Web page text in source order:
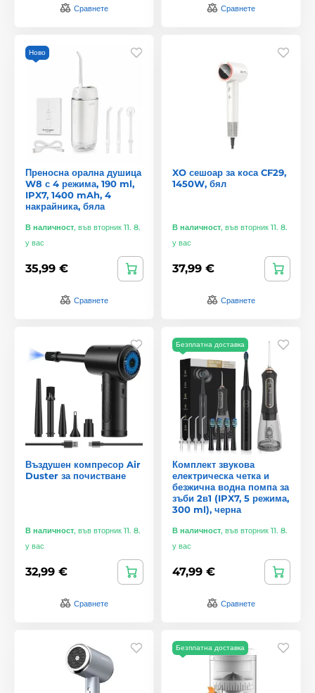
Сравнете Сравнете
Ново
Преносна орална душица
W8 с 4 режима, 190 ml,
IPX7, 1400 mAh, 4
накрайника, бяла
В наличност, във вторник 11. 8.
у вас
35,99 €
Сравнете
XO сешоар за коса CF29,
1450W, бял
В наличност, във вторник 11. 8.
у вас
37,99 €
Сравнете
Въздушен компресор Air
Duster за почистване
В наличност, във вторник 11. 8.
у вас
32,99 €
Сравнете
Безплатна доставка
Комплект звукова
електрическа четка и
безжична водна помпа за
зъби 2в1 (IPX7, 5 режима,
300 ml), черна
В наличност, във вторник 11. 8.
у вас
47,99 €
Сравнете
Безплатна доставка